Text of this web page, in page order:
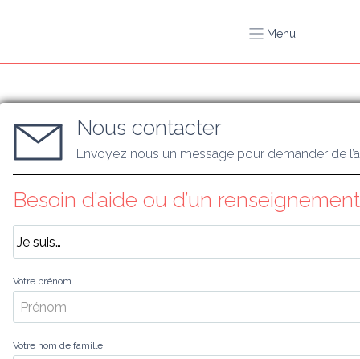
Menu
Nous contacter
Envoyez nous un message pour demander de
Besoin d’aide ou d’un
Votre prénom
Votre nom de famille